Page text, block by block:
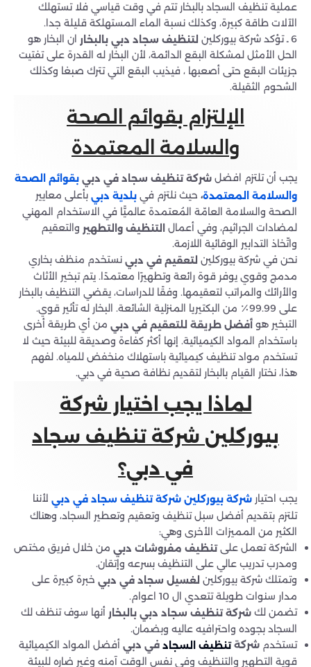
عملية تنظيف السجاد بالبخار تتم في وقت قياسي فلا تستهلك
الآلات طاقة كبيرة، وكذلك نسبة الماء المستهلكة قليلة جدا.
6 ـ تؤكد شركة بيوركلين
لتنظيف سجاد دبي بالبخار ان البخار هو
الحل الأمثل لمشكلة البقع الدائمة، لأن البخار له القدرة على تفتيت
جزيئات البقع حتى أصعبها ، فيذيب البقع التي تترك صبغا وكذلك
الشحوم الثقيلة.
الإلتزام بقوائم الصحة
والسلامة المعتمدة
يجب أن تلتزم افضل شركة تنظيف سجاد في دبي بقوائم الصحة
والسلامة المعتمدة، حيث نلتزم في بلدية دبي بأعلى معايير
الصحة والسلامة العامّة المُعتمدة عالميًّا في الاستخدام المهني
لمضادات الجراثيم، وفي أعمال
التنظيف والتطهير والتعقيم
واتّخاذ التدابير الوقائية اللازمة.
نحن في شركة بيوركلين لتعقيم في دبي نستخدم منظف بخاري
مدمج وقوي يوفر قوة رائعة وتطهيرًا معتمدًا. يتم تبخير الأثاث
والأرائك والمراتب لتعقيمها. وفقًا للدراسات، يقضي التنظيف بالبخار
على 99.99٪ من البكتيريا المنزلية الشائعة. البخار له تأثير قوي.
التبخير هو أفضل طريقة للتعقيم في دبي من أي طريقة أخرى
باستخدام المواد الكيميائية. إنها أكثر كفاءة وصديقة للبيئة حيث لا
تستخدم مواد تنظيف كيميائية باستهلاك منخفض للمياه. لفهم
هذا، نختار القيام بالبخار لتقديم نظافة صحية في دبي.
لماذا يجب اختيار شركة
بيوركلين شركة تنظيف سجاد
في دبي؟
يجب احتيار شركة بيوركلين شركة تنظيف سجاد في دبي لأننا
تلتزم بتقديم أفضل سبل تنظيف وتعقيم وتعطير السجاد، وهناك
الكثير من المميزات الأخرى وهي:
الشركة تعمل علىتنظيف مفروشات دبي من خلال فريق مختص
ومدرب تدريب عالي على التنظيف بسرعه وإتقان.
وتمتلك شركة بيوركلين لغسيل سجاد في دبي خبرة كبيرة على
مدار سنوات طويلة تتعدي ال 10 اعوام.
تضمن لك شركة تنظيف سجاد دبي بالبخار أنها سوف تنظف لك
السجاد بجوده واحترافيه عاليه وبضمان.
تستخدم شركةتنظيف السجاد في دبي أفضل المواد الكيميائية
قوية التطهير والتنظيف وفي نفس الوقت آمنه وغير ضاره للبيئة